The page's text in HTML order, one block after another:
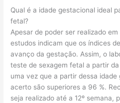
Qual é a idade gestacional ideal
fetal?
Apesar de poder ser realizado
estudos indicam que os índices
avanço da gestação. Assim, o
teste de sexagem fetal a partir
uma vez que a partir dessa
acerto são superiores a 96 %.
seja realizado até a 12º semana,